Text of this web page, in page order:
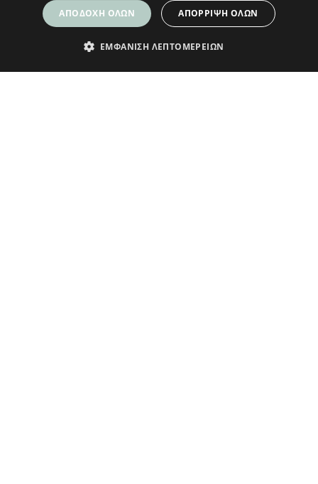
© Plikas Home 2026
ΑΠΟΔΟΧΉ ΌΛΩΝ ΑΠΌΡΡΙΨΗ ΌΛΩΝ
ΕΜΦΆΝΙΣΗ ΛΕΠΤΟΜΕΡΕΙΏΝ